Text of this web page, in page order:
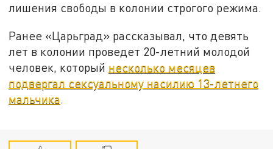
лишения свободы в колонии строгого режима.
Ранее «Царьград» рассказывал, что девять
лет в колонии проведет 20-летний молодой
человек, который несколько месяцев
подвергал сексуальному насилию 13-летнего
мальчика.